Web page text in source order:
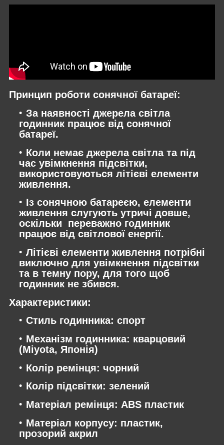
Принцип роботи сонячної батареї:
За наявності джерела світла
годинник працює від сонячної
батареї.
Коли немає джерела світла та під
час увімкнення підсвітки,
використовуються літієві елементи
живлення.
Із сонячною батареєю, елементи
живлення слугують утричі довше,
оскільки переважно годинник
працює від світлової енергії.
Літієві елементи живлення потрібні
виключно для увімкнення підсвітки
та в темну пору, для того щоб
годинник не збився.
Характеристики:
Стиль годинника: спорт
Механізм годинника: кварцовий
(Miyota, Японія)
Колір ремінця: чорний
Колір підсвітки: зелений
Матеріал ремінця: ABS пластик
Матеріал корпусу: пластик,
прозорий акрил